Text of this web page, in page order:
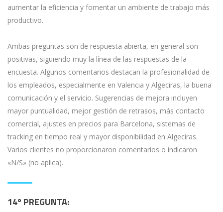
aumentar la eficiencia y fomentar un ambiente de trabajo más
productivo.
Ambas preguntas son de respuesta abierta, en general son
positivas, siguiendo muy la línea de las respuestas de la
encuesta. Algunos comentarios destacan la profesionalidad de
los empleados, especialmente en Valencia y Algeciras, la buena
comunicación y el servicio. Sugerencias de mejora incluyen
mayor puntualidad, mejor gestión de retrasos, más contacto
comercial, ajustes en precios para Barcelona, sistemas de
tracking en tiempo real y mayor disponibilidad en Algeciras.
Varios clientes no proporcionaron comentarios o indicaron
«N/S» (no aplica).
14º PREGUNTA: